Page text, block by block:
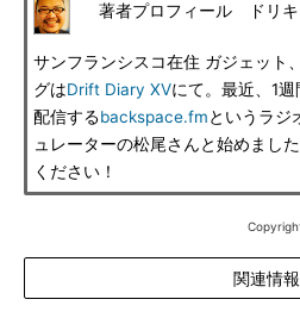
著者プロフィール ドリキ
サンフランシスコ在住 ガジェット
グはDrift Diary XVにて。最近、1
配信するbackspace.fmというラジ
ュレーターの松尾さんと始めまし
ください！
関連情報